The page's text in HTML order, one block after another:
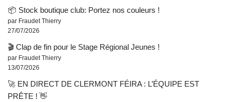
📦 Stock boutique club: Portez nos couleurs !
par Fraudet Thierry
27/07/2026
🎬 Clap de fin pour le Stage Régional Jeunes !
par Fraudet Thierry
13/07/2026
🚀 EN DIRECT DE CLERMONT FÉIRA : L’ÉQUIPE EST
PRÊTE ! 👋